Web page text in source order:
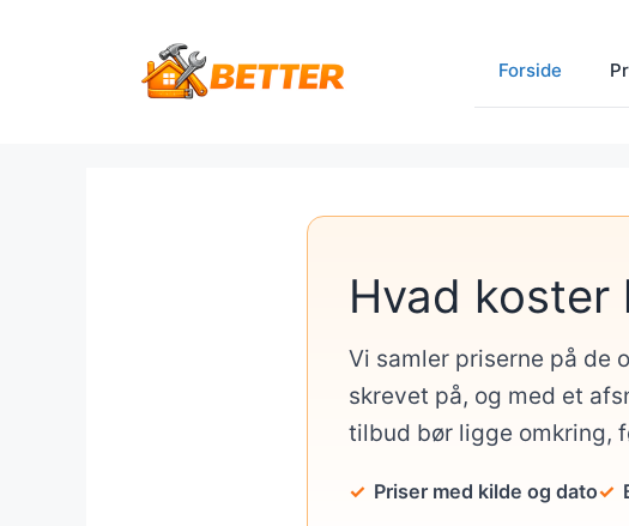
Forside
Hvad
Vi samler priserne på de
skrevet på, og med et
tilbud bør ligge omkring,
Priser med kilde og dato